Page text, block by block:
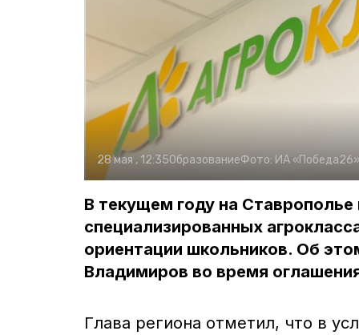
28 мая , 12:35ОбразованиеФото: ИА
В текущем году на
специализированных
ориентации школьников. Об
Владимиров во время
Глава региона отметил, что в